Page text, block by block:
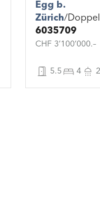
Egg b.
Zürich
6035709
CHF 3’100’000.–
5.5 4 2